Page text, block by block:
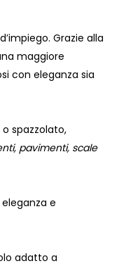
Grazie alla
maggiore
con eleganza sia
spazzolato,
pavimenti, scale
e
adatto a